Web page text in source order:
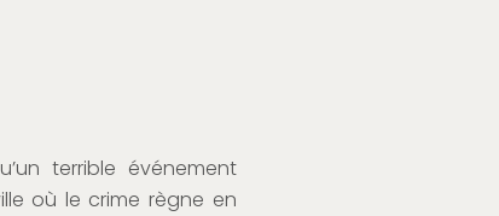
terrible événement
où le crime règne en